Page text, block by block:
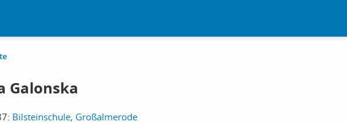
Galonska
Bilsteinschule, Großalmerode